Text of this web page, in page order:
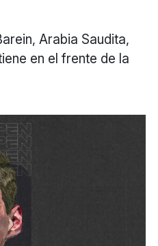
Arabia Saudita,
en el frente de la